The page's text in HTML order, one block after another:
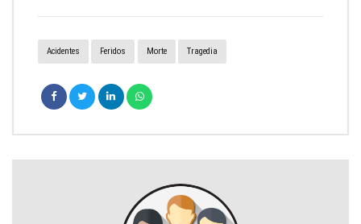
Acidentes Feridos Morte Tragedia